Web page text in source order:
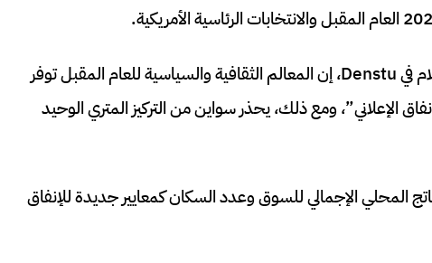
يقول ويل سوين، رئيس الممارسة العالمية للإعلام في Denstu، إن المعالم الثقافية والسياسية للعام المقبل توفر
الإعلاني”، ومع ذلك، يحذر سواين من التركيز المتري الوحيد
المحلي الإجمالي للسوق وعدد السكان كمعايير جديدة للإنفاق